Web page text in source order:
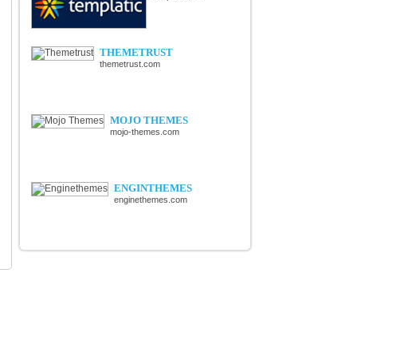
THEMETRUST
themetrust.com
MOJO THEMES
mojo-themes.com
ENGINTHEMES
enginethemes.com